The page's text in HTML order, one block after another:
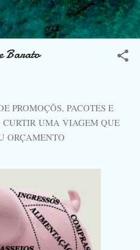
principal
Barato
PROMOÇÕS, PACOTES E
UMA VIAGEM QUE
ORÇAMENTO